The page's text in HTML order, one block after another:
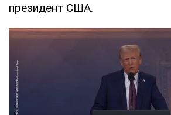
президент США.